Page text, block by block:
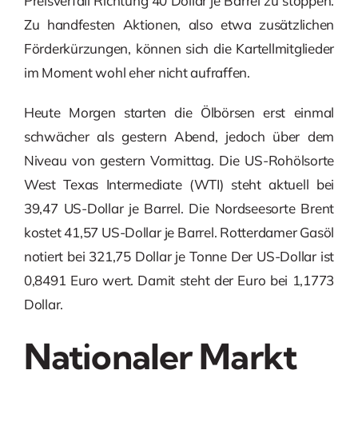
Zu handfesten Aktionen, also etwa zusätzlichen
Förderkürzungen, können sich die Kartellmitglieder
im Moment wohl eher nicht aufraffen.
Heute Morgen starten die Ölbörsen erst einmal
schwächer als gestern Abend, jedoch über dem
Niveau von gestern Vormittag. Die US-Rohölsorte
West Texas Intermediate (WTI) steht aktuell bei
39,47 US-Dollar je Barrel. Die Nordseesorte Brent
kostet 41,57 US-Dollar je Barrel. Rotterdamer Gasöl
notiert bei 321,75 Dollar je Tonne Der US-Dollar ist
0,8491 Euro wert. Damit steht der Euro bei 1,1773
Dollar.
Nationaler Markt